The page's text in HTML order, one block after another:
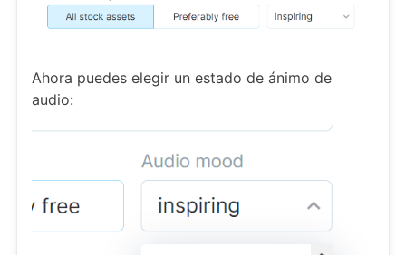
Ahora puedes elegir un estado de ánimo de
audio: